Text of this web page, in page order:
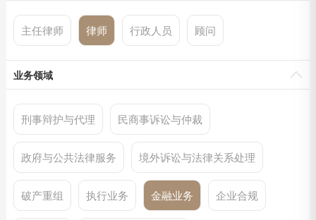
主任律师 律师 行政人员 顾问
业务领域
刑事辩护与代理 民商事诉讼与仲裁
政府与公共法律服务 境外诉讼与法律关系处理
破产重组 执行业务 金融业务 企业合规